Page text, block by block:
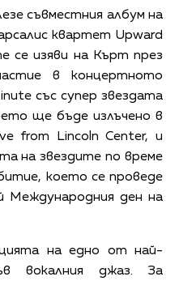
съвместния албум на
квартет Upward
се изяви на Кърт през
в концертното
със супер звездата
ще бъде излъчено в
from Lincoln Center, и
на звездите по време
което се проведе
Международния ден на
на едно от най-
вокалния джаз. За